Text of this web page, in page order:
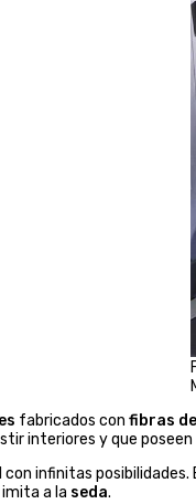
fabricados con fibras
interiores y que poseen
infinitas posibilidades.
a la seda.